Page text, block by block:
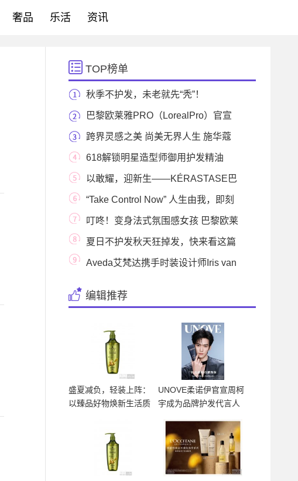
奢品 乐活 资讯
TOP榜单
秋季不护发，未老就先“秃”！
巴黎欧莱雅PRO（LorealPro）官宣
品牌先锋形象大使
跨界灵感之美 尚美无界人生 施华蔻
奇妙实验室盛
618解锁明星造型师御用护发精油
「摩洛哥油MORO
以敢耀，迎新生——KÉRASTASE巴
黎卡诗携手全新大
“Take Control Now” 人生由我，即刻
掌控 - ghd推出粉
叮咚！变身法式氛围感女孩 巴黎欧莱
雅PRO焕新圣
夏日不护发秋天狂掉发，快来看这篇
护发大法！
Aveda艾梵达携手时装设计师Iris van
编辑推荐
盛夏减负，轻装上阵：
以臻品好物焕新生活质
UNOVE柔诺伊官宣周柯
宇成为品牌护发代言人